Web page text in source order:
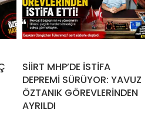
SİİRT MHP’DE İSTİFA
DEPREMİ SÜRÜYOR: YAVUZ
ÖZTANIK GÖREVLERİNDEN
AYRILDI